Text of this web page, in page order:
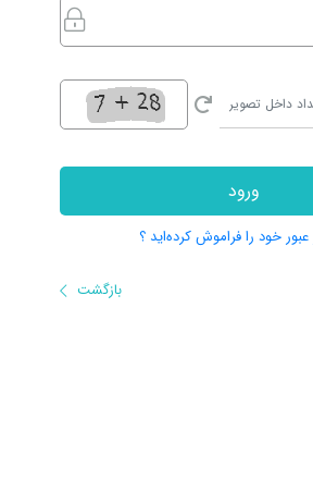
ورود
عبور خود را فراموش کرده‌اید ؟
بازگشت